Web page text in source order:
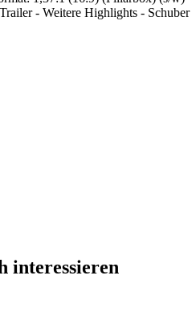
- Weitere Highlights - Schuber
interessieren